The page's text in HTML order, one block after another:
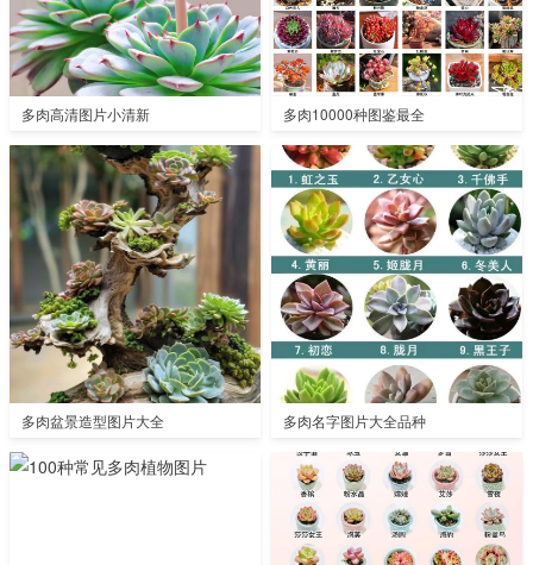
多肉高清图片小清新 多肉10000种图鉴最全
多肉盆景造型图片大全 多肉名字图片大全品种